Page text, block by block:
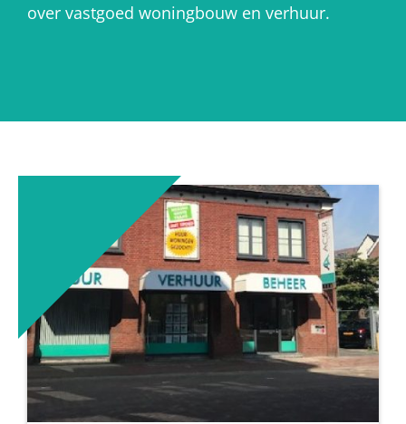
over vastgoed woningbouw en verhuur.